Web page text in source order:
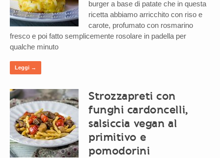
burger a base di patate che in questa
ricetta abbiamo arricchito con riso e
carote, profumato con rosmarino
fresco e poi fatto semplicemente rosolare in padella per
qualche minuto
Leggi →
Strozzapreti con
funghi cardoncelli,
salsiccia vegan al
primitivo e
pomodorini